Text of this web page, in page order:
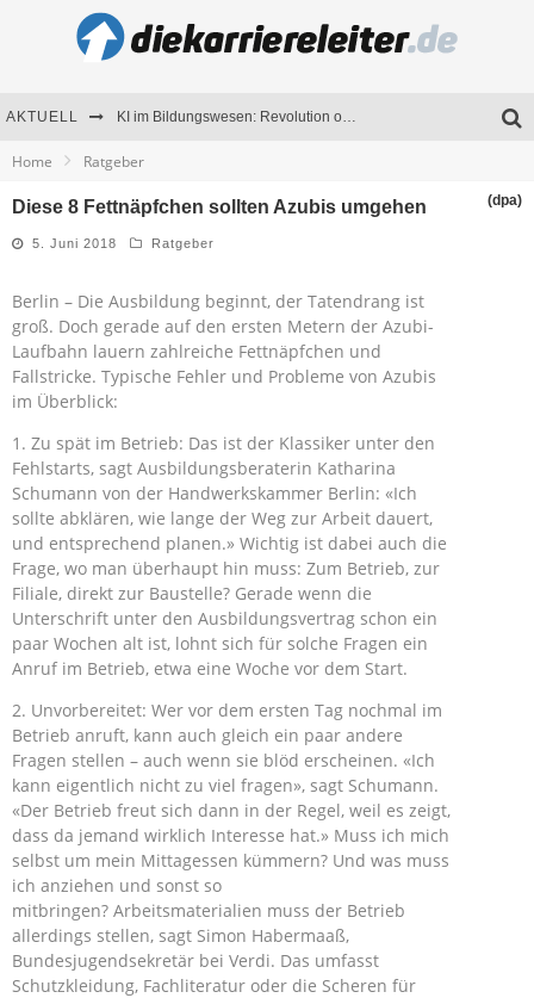
AKTUELL KI im Bildungswesen: Revolution oder Risiko für Schulen und Universitäten?
Seminare als Motivationsmotor – Wie Weiterbildung Mitarbeiter nachhaltig begeistert
Home Ratgeber
Diese 8 Fettnäpfchen sollten Azubis umgehen (dpa)
5. Juni 2018 Ratgeber
Berlin – Die Ausbildung beginnt, der Tatendrang ist
groß. Doch gerade auf den ersten Metern der Azubi-
Laufbahn lauern zahlreiche Fettnäpfchen und
Fallstricke. Typische Fehler und Probleme von Azubis
im Überblick:
1. Zu spät im Betrieb: Das ist der Klassiker unter den
Fehlstarts, sagt Ausbildungsberaterin Katharina
Schumann von der Handwerkskammer Berlin: «Ich
sollte abklären, wie lange der Weg zur Arbeit dauert,
und entsprechend planen.» Wichtig ist dabei auch die
Frage, wo man überhaupt hin muss: Zum Betrieb, zur
Filiale, direkt zur Baustelle? Gerade wenn die
Unterschrift unter den Ausbildungsvertrag schon ein
paar Wochen alt ist, lohnt sich für solche Fragen ein
Anruf im Betrieb, etwa eine Woche vor dem Start.
2. Unvorbereitet: Wer vor dem ersten Tag nochmal im
Betrieb anruft, kann auch gleich ein paar andere
Fragen stellen – auch wenn sie blöd erscheinen. «Ich
kann eigentlich nicht zu viel fragen», sagt Schumann.
«Der Betrieb freut sich dann in der Regel, weil es zeigt,
dass da jemand wirklich Interesse hat.» Muss ich mich
selbst um mein Mittagessen kümmern? Und was muss
ich anziehen und sonst so
mitbringen? Arbeitsmaterialien muss der Betrieb
allerdings stellen, sagt Simon Habermaaß,
Bundesjugendsekretär bei Verdi. Das umfasst
Schutzkleidung, Fachliteratur oder die Scheren für